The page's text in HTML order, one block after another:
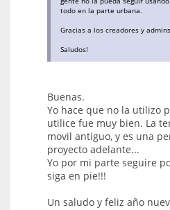
todo en la parte urbana.
Gracias a los creadores y
Saludos!
Buenas.
Yo hace que no la utilizo
utilice fue muy bien. La
movil antiguo, y es una
proyecto adelante...
Yo por mi parte seguire
siga en pie!!!
Un saludo y feliz año